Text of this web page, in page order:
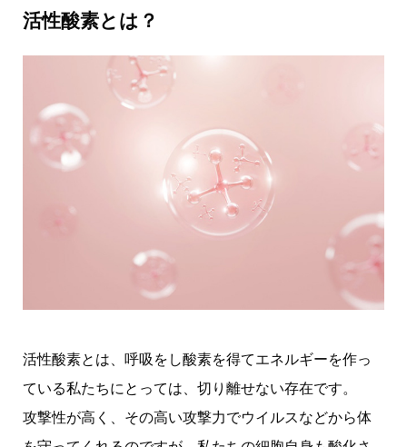
活性酸素とは？
活性酸素とは、呼吸をし酸素を得てエネルギーを作っ
ている私たちにとっては、切り離せない存在です。
攻撃性が高く、その高い攻撃力でウイルスなどから体